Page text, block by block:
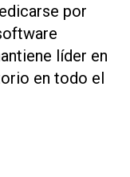
por
líder en
en todo el